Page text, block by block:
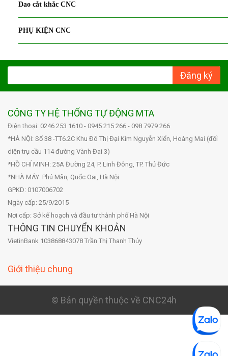
Dao cắt khắc CNC
PHỤ KIỆN CNC
Đăng ký
CÔNG TY HỆ THỐNG TỰ ĐỘNG MTA
Điện thoại: 0246 253 1610 - 0945 215 266 - 098 7979 266
*HÀ NỘI: Số 38 -TT6.2C Khu Đô Thị Đại Kim Nguyễn Xiển, Hoàng Mai (đối
diện trụ cầu 114 đường Vành Đai 3)
*HỒ CHÍ MINH: 25A Đường 24, P. Linh Đông, TP. Thủ Đức
*NHÀ MÁY: Phú Mãn, Quốc Oai, Hà Nội
GPKD: 0107006702
Ngày cấp: 25/9/2015
Nơi cấp: Sở kế hoạch và đầu tư thành phố Hà Nội
THÔNG TIN CHUYỂN KHOẢN
VietinBank 103868843078 Trần Thị Thanh Thủy
Giới thiệu chung
© Bản quyền thuộc về CNC24h